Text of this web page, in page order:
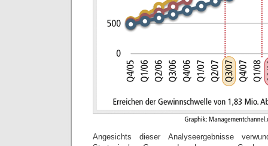
Angesichts dieser Analyseergebnisse